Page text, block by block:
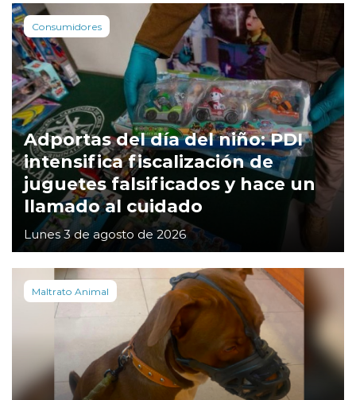
Consumidores
Adportas del día del niño: PDI
intensifica fiscalización de
juguetes falsificados y hace un
llamado al cuidado
Lunes 3 de agosto de 2026
Maltrato Animal